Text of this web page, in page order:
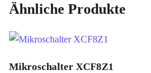
Ähnliche Produkte
Mikroschalter XCF8Z1